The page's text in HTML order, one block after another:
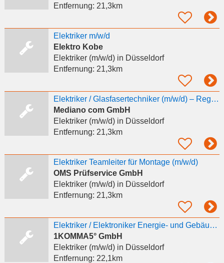
Entfernung: 21,3km
Elektriker m/w/d
Elektro Kobe
Elektriker (m/w/d)in Düsseldorf
Entfernung: 21,3km
Elektriker / Glasfasertechniker (m/w/d) – Region Duisburg, Düsseldorf, Köln & Bonn
Mediano com GmbH
Elektriker (m/w/d)in Düsseldorf
Entfernung: 21,3km
Elektriker Teamleiter für Montage (m/w/d)
OMS Prüfservice GmbH
Elektriker (m/w/d)in Düsseldorf
Entfernung: 21,3km
Elektriker / Elektroniker Energie- und Gebäudetechnik (m/w/d) - gewerbliche Photovoltaik,
1KOMMA5° GmbH
Elektriker (m/w/d)in Düsseldorf
Entfernung: 22,1km